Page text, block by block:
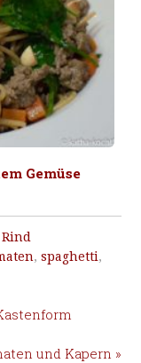
Gemüse
, spaghetti,
und Kapern »